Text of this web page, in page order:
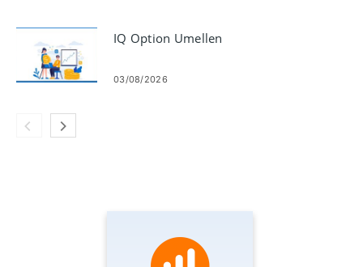
IQ Option Umellen
03/08/2026